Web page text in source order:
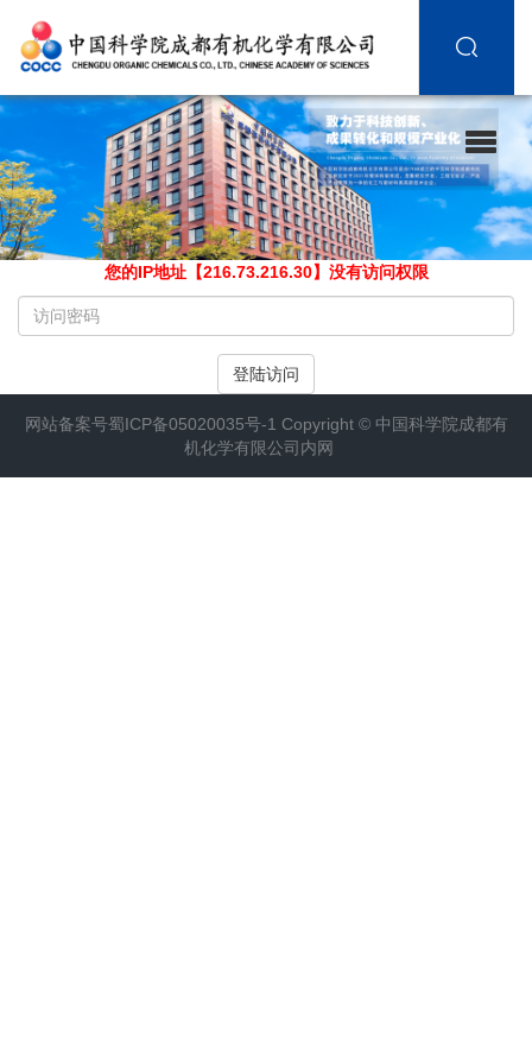
您的IP地址【216.73.216.30】没有访问权限
输
入
访
密
码
登陆访问
网站备案号蜀ICP备05020035号-1 Copyright © 中国科学院成都有
机化学有限公司内网